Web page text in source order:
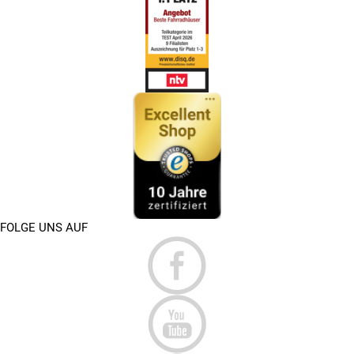
Welcher Motor letztendlich in Frage kommt, ist vom
eigenen Geschmack und dem jeweiligen Einsatz
Für welchen Einsatzbereich ist dein E-Bike gedacht?
Ein E-Bike mit einer Geschwindigkeit von 45 km/h
eignet sich ausgezeichnet für den Straßenverkehr und
ermöglicht ein schnelles Vorankommen. Die Trekking-
Ausführung ermöglicht zusätzlich auch die Nutzung für
längere sportliche Touren.
GIBT ES EINE HELMPFLICHT BEI
EINEM ELEKTROFAHRRAD MIT 45 KM/H?
Bei allen höher motorisierten Fahrzeugen ist das Tragen
eines Helmes Pflicht. Dies macht alleine schon die Nutzung
im öffentlichen Straßenverkehr notwendig und sorgt
zusätzlich für einen ausreichenden Kopfschutz des Fahrers.
GIBT ES EIN MINDESTALTER UND EINE
FÜHRERSCHEINPFLICHT?
FOLGE UNS AUF